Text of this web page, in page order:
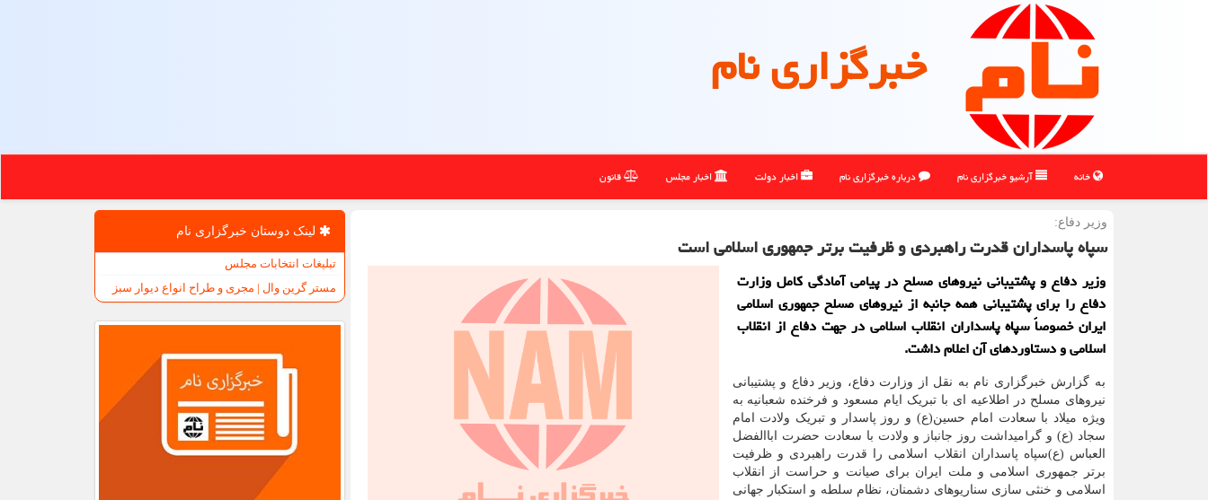
خبرگزاری نام
خانه آرشیو خبرگزاری نام درباره خبرگزاری نام اخبار دولت اخبار مجلس قانون
وزیر دفاع:
سپاه پاسداران قدرت راهبردی و ظرفیت برتر جمهوری اسلامی است
وزیر دفاع و پشتیبانی نیروهای مسلح در پیامی آمادگی کامل وزارت
دفاع را برای پشتیبانی همه جانبه از نیروهای مسلح جمهوری اسلامی
ایران خصوصاً سپاه پاسداران انقلاب اسلامی در جهت دفاع از انقلاب
اسلامی و دستاوردهای آن اعلام داشت.
به گزارش خبرگزاری نام به نقل از وزارت دفاع، وزیر دفاع و پشتیبانی
نیروهای مسلح در اطلاعیه ای با تبریک ایام مسعود و فرخنده شعبانیه به
ویژه میلاد با سعادت امام حسین(ع) و روز پاسدار و تبریک ولادت امام
سجاد (ع) و گرامیداشت روز جانباز و ولادت با سعادت حضرت اباالفضل
العباس (ع)سپاه پاسداران انقلاب اسلامی را قدرت راهبردی و ظرفیت
برتر جمهوری اسلامی و ملت ایران برای صیانت و حراست از انقلاب
اسلامی و خنثی سازی سناریوهای دشمنان، نظام سلطه و استکبار جهانی
لینک دوستان خبرگزاری نام
تبلیغات انتخابات مجلس
مستر گرین وال | مجری و طراح انواع دیوار سبز